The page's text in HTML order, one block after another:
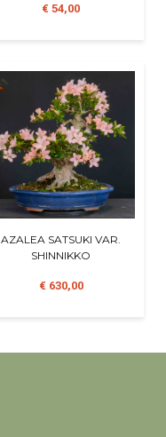
€ 54,00
AZALEA SATSUKI VAR.
SHINNIKKO
€ 630,00